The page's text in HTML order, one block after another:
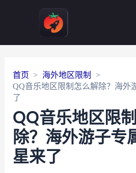
首页
海外地区限制
QQ音乐地区限制怎么解除？海外
了
QQ音乐地区限
除？海外游子专
星来了